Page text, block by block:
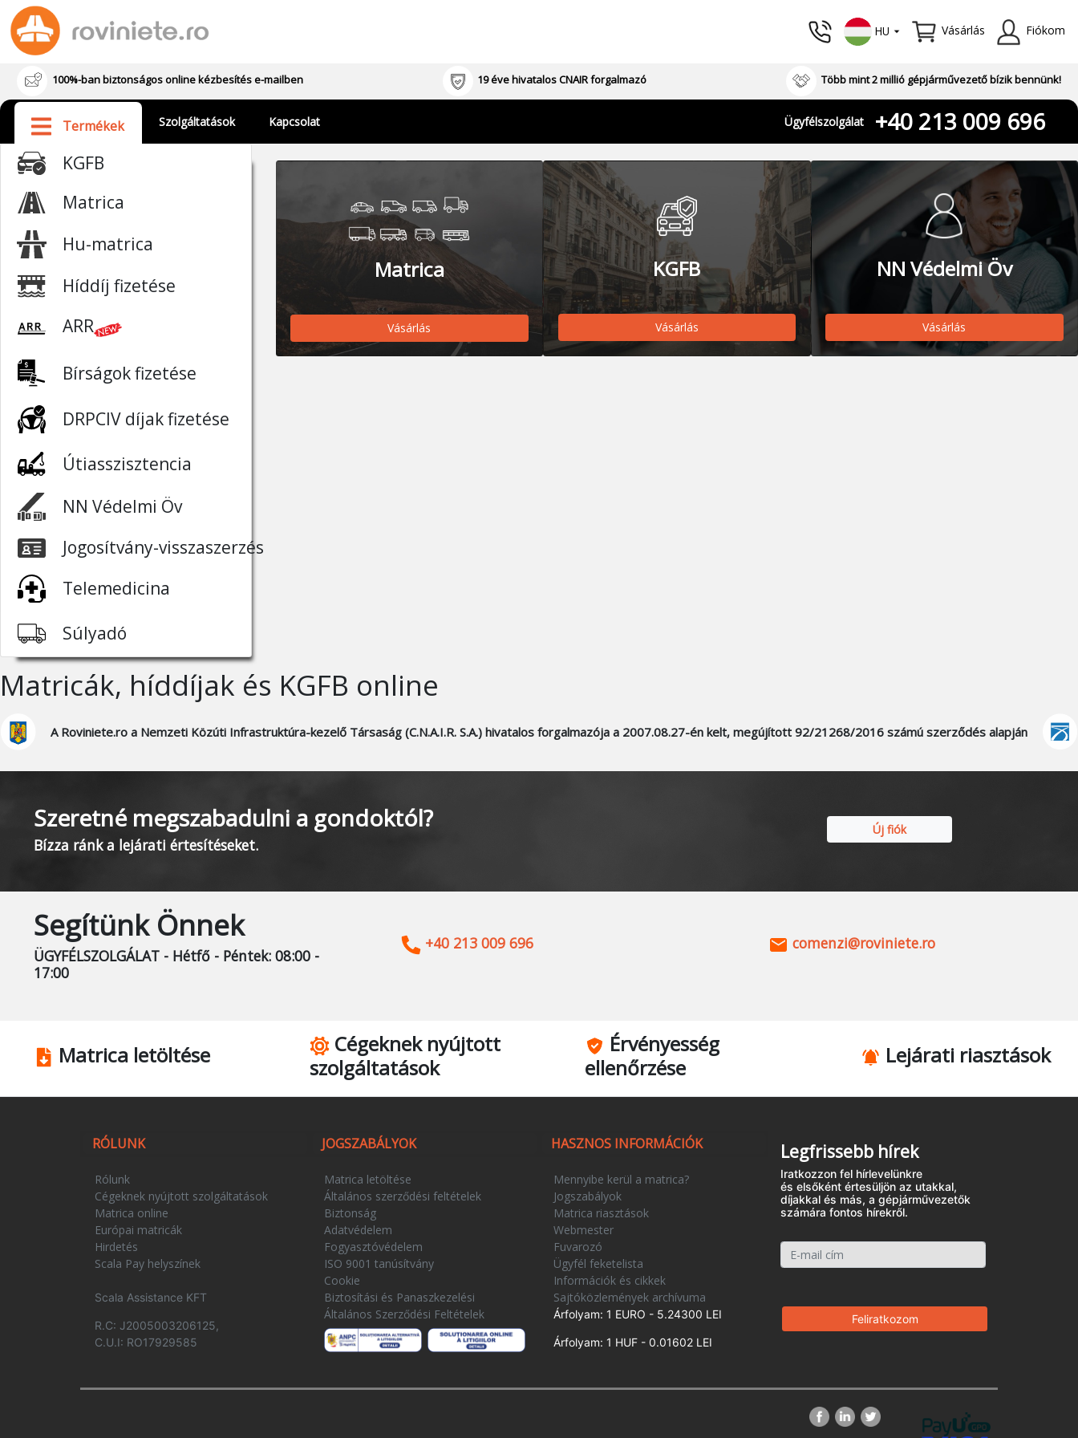
HU Vásárlás Fiókom
100%-ban biztonságos online kézbesítés e-mailben 19 éve hivatalos CNAIR forgalmazó Több mint 2 millió gépjárművezető bízik bennünk!
Termékek Szolgáltatások Kapcsolat Ügyfélszolgálat +40 213 009 696
KGFB
Matrica
Hu-matrica
Híddíj fizetése
ARR
Bírságok fizetése
DRPCIV díjak fizetése
Útiasszisztencia
NN Védelmi Öv
Jogosítvány-visszaszerzés
Telemedicina
Súlyadó
Matrica
Vásárlás
KGFB
Vásárlás
NN Védelmi Öv
Vásárlás
Matricák, híddíjak és KGFB online
A Roviniete.ro a Nemzeti Közúti Infrastruktúra-kezelő Társaság (C.N.A.I.R. S.A.) hivatalos forgalmazója a 2007.08.27-én kelt, megújított 92/21268/2016 számú szerződés alapján
Szeretné megszabadulni a gondoktól?
Bízza ránk a lejárati értesítéseket.
Új fiók
Segítünk Önnek
ÜGYFÉLSZOLGÁLAT - Hétfő - Péntek: 08:00 -
17:00
+40 213 009 696 comenzi@roviniete.ro
Matrica letöltése
Cégeknek nyújtott
szolgáltatások
Érvényesség
ellenőrzése
Lejárati riasztások
RÓLUNK
Rólunk
Cégeknek nyújtott szolgáltatások
Matrica online
Európai matricák
Hirdetés
Scala Pay helyszínek
Scala Assistance KFT
R.C: J2005003206125,
C.U.I: RO17929585
JOGSZABÁLYOK
Matrica letöltése
Általános szerződési feltételek
Biztonság
Adatvédelem
Fogyasztóvédelem
ISO 9001 tanúsítvány
Cookie
Biztosítási és Panaszkezelési
Általános Szerződési Feltételek
HASZNOS INFORMÁCIÓK
Mennyibe kerül a matrica?
Jogszabályok
Matrica riasztások
Webmester
Fuvarozó
Ügyfél feketelista
Információk és cikkek
Sajtóközlemények archívuma
Árfolyam: 1 EURO - 5.24300 LEI
Árfolyam: 1 HUF - 0.01602 LEI
Legfrissebb hírek
Iratkozzon fel hírlevelünkre
és elsőként értesüljön az utakkal,
díjakkal és más, a gépjárművezetők
számára fontos hírekről.